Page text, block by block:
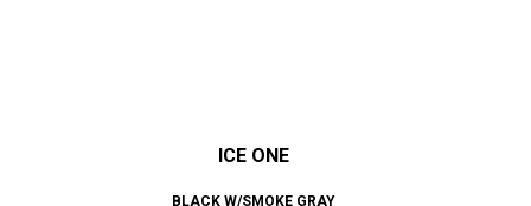
ICE ONE
BLACK W/SMOKE GRAY